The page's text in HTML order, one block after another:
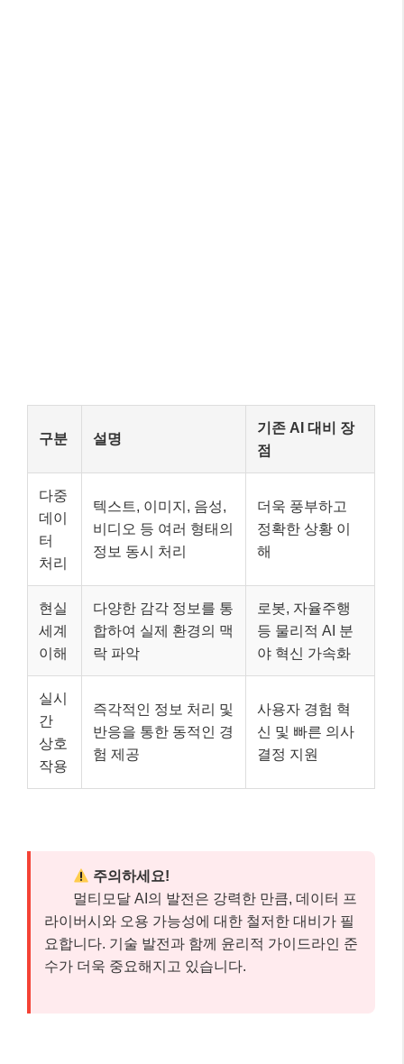
구분 설명
기존 AI 대비 장
점
다중
데이
터
처리
텍스트, 이미지, 음성,
비디오 등 여러 형태의
정보 동시 처리
더욱 풍부하고
정확한 상황 이
해
현실
세계
이해
다양한 감각 정보를 통
합하여 실제 환경의 맥
락 파악
로봇, 자율주행
등 물리적 AI 분
야 혁신 가속화
실시
간
상호
작용
즉각적인 정보 처리 및
반응을 통한 동적인 경
험 제공
사용자 경험 혁
신 및 빠른 의사
결정 지원
주의하세요!
멀티모달 AI의 발전은 강력한 만큼, 데이터 프
라이버시와 오용 가능성에 대한 철저한 대비가 필
요합니다. 기술 발전과 함께 윤리적 가이드라인 준
수가 더욱 중요해지고 있습니다.